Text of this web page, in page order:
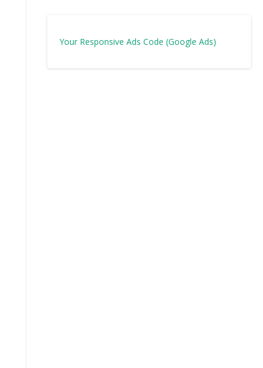
Your Responsive Ads Code (Google Ads)